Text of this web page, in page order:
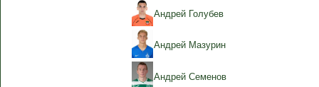
Андрей Голубев
Андрей Мазурин
Андрей Семенов